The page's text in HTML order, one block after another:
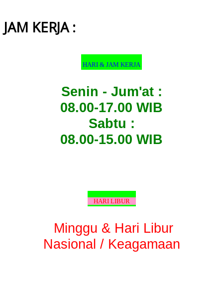
JAM KERJA :
HARI & JAM KERJA
Senin - Jum'at :
08.00-17.00 WIB
Sabtu :
08.00-15.00 WIB
HARI LIBUR
Minggu & Hari Libur
Nasional / Keagamaan